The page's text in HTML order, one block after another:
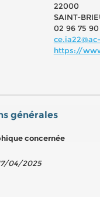
22000
SAINT-
02 96 75
https://
générales
concernée
04/2025